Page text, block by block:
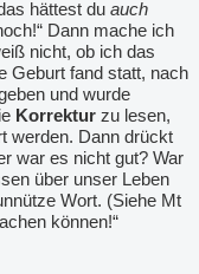
hättest du auch
Dann mache ich
nicht, ob ich das
Geburt fand statt, nach
und wurde
Korrektur zu lesen,
werden. Dann drückt
war es nicht gut? War
über unser Leben
Wort. (Siehe Mt
können!“